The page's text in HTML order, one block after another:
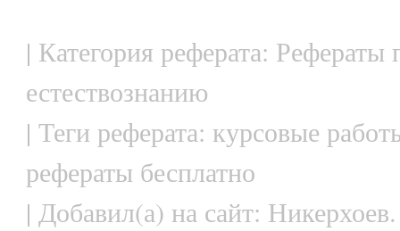
| Категория реферата: Рефераты
естествознанию
| Теги реферата: курсовые
рефераты бесплатно
| Добавил(а) на сайт: Никерхоев.